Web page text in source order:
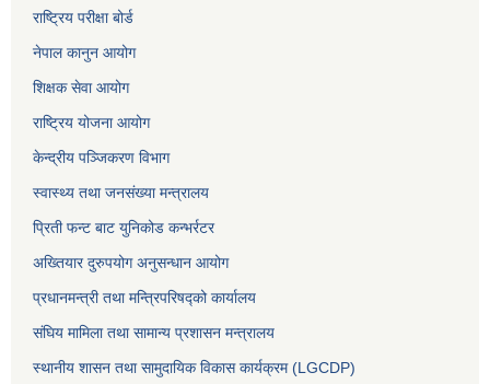
राष्ट्रिय परीक्षा बोर्ड
नेपाल कानुन आयोग
शिक्षक सेवा आयोग
राष्ट्रिय योजना आयोग
केन्द्रीय पञ्जिकरण विभाग
स्वास्थ्य तथा जनसंख्या मन्त्रालय
प्रिती फन्ट बाट युनिकोड कन्भर्रटर
अख्तियार दुरुपयोग अनुसन्धान आयोग
प्रधानमन्त्री तथा मन्त्रिपरिषद्को कार्यालय
संघिय मामिला तथा सामान्य प्रशासन मन्त्रालय
स्थानीय शासन तथा सामुदायिक विकास कार्यक्रम (LGCDP)